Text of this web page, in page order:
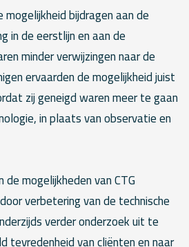
bijdragen aan de
in de eerstlijn en aan de
minder verwijzingen naar de
ervaarden de mogelijkheid juist
zij geneigd waren meer te gaan
in plaats van observatie en
mogelijkheden van CTG
verbetering van de technische
verder onderzoek uit te
tevredenheid van cliënten en naar